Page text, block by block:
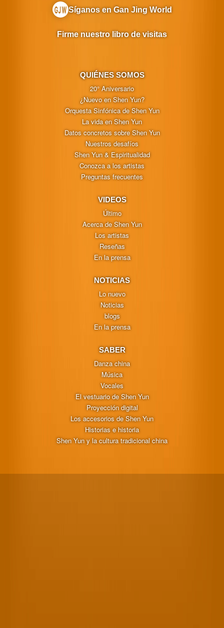
QUIÉNES SOMOS
20° Aniversario
¿Nuevo en Shen Yun?
Orquesta Sinfónica de Shen Yun
La vida en Shen Yun
Datos concretos sobre Shen Yun
Nuestros desafíos
Shen Yun & Espiritualidad
Conozca a los artistas
Preguntas frecuentes
VIDEOS
Último
Acerca de Shen Yun
Los artistas
Reseñas
En la prensa
NOTICIAS
Lo nuevo
Noticias
blogs
En la prensa
SABER
Danza china
Música
Vocales
El vestuario de Shen Yun
Proyección digital
Los accesorios de Shen Yun
Historias e historia
Shen Yun y la cultura tradicional china
Síganos en Gan Jing World
Firme nuestro libro de visitas